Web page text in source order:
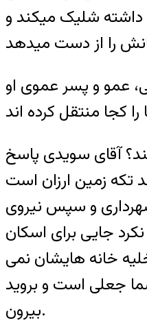
داشته شلیک میکند و
عمو و پسر عموی او
آقای سویدی پاسخ
تکه زمین ارزان است
و سپس نیروی
جایی برای اسکان
خانه هایشان نمی
جعلی است و بروید
بیرون.